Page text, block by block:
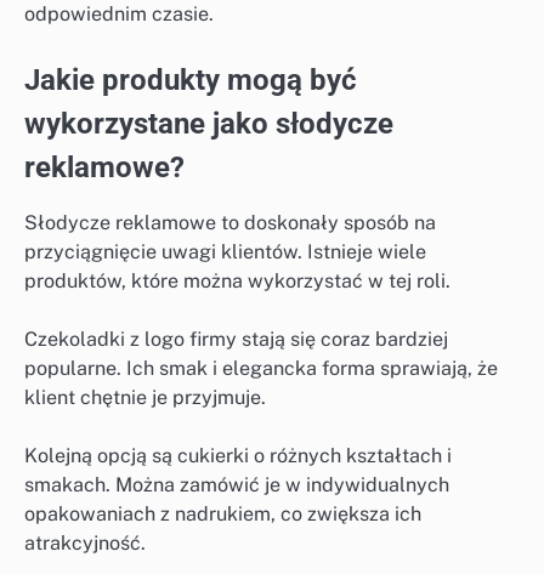
odpowiednim czasie.
Jakie produkty mogą być
wykorzystane jako słodycze
reklamowe?
Słodycze reklamowe to doskonały sposób na
przyciągnięcie uwagi klientów. Istnieje wiele
produktów, które można wykorzystać w tej roli.
Czekoladki z logo firmy stają się coraz bardziej
popularne. Ich smak i elegancka forma sprawiają, że
klient chętnie je przyjmuje.
Kolejną opcją są cukierki o różnych kształtach i
smakach. Można zamówić je w indywidualnych
opakowaniach z nadrukiem, co zwiększa ich
atrakcyjność.